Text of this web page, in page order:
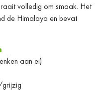
volledig om smaak. Het
de Himalaya en bevat
aan ei)
grijzig